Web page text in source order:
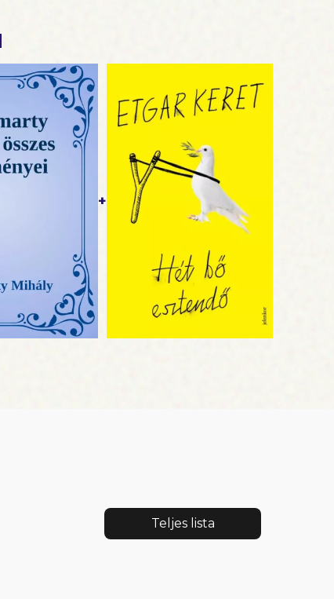
+
Teljes lista